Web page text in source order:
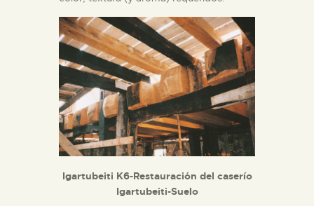
Igartubeiti K6-Restauración del caserío
Igartubeiti-Suelo